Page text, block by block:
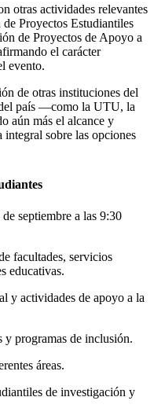
otras actividades relevantes
Proyectos Estudiantiles
de Proyectos de Apoyo a
el carácter
evento.
de otras instituciones del
país —como la UTU, la
aún más el alcance y
integral sobre las opciones
septiembre a las 9:30
facultades, servicios
educativas.
y actividades de apoyo a la
y programas de inclusión.
áreas.
de investigación y